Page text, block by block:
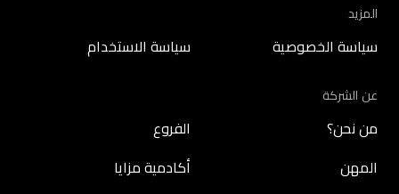
المزيد
سياسة الخصوصية سياسة الاستخدام
عن الشركة
من نحن؟ الفروع
المهن أكادمية مزايا